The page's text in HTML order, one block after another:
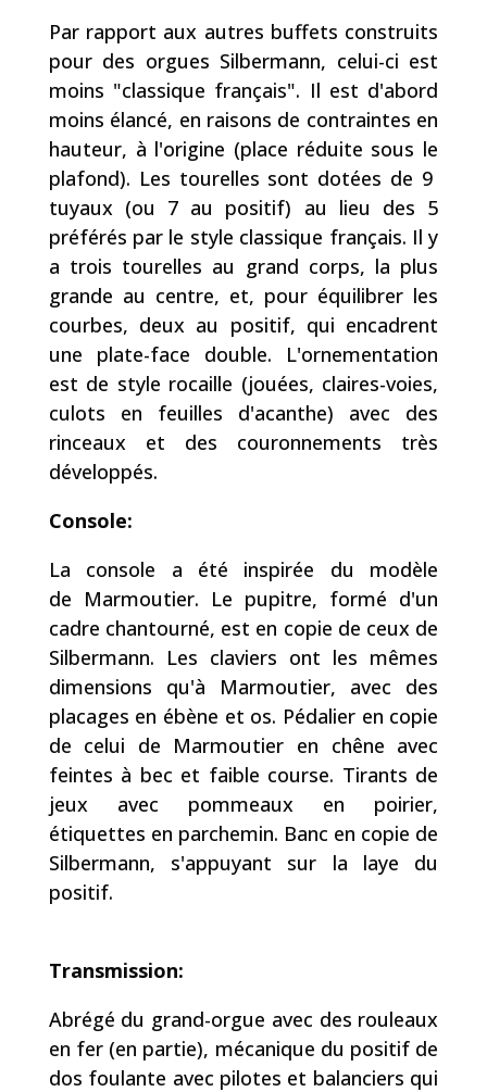
Par rapport aux autres buffets construits
pour des orgues Silbermann, celui-ci est
moins "classique français". Il est d'abord
moins élancé, en raisons de contraintes en
hauteur, à l'origine (place réduite sous le
plafond). Les tourelles sont dotées de 9
tuyaux (ou 7 au positif) au lieu des 5
préférés par le style classique français. Il y
a trois tourelles au grand corps, la plus
grande au centre, et, pour équilibrer les
courbes, deux au positif, qui encadrent
une plate-face double. L'ornementation
est de style rocaille (jouées, claires-voies,
culots en feuilles d'acanthe) avec des
rinceaux et des couronnements très
développés.
Console:
La console a été inspirée du modèle
de Marmoutier. Le pupitre, formé d'un
cadre chantourné, est en copie de ceux de
Silbermann. Les claviers ont les mêmes
dimensions qu'à Marmoutier, avec des
placages en ébène et os. Pédalier en copie
de celui de Marmoutier en chêne avec
feintes à bec et faible course. Tirants de
jeux avec pommeaux en poirier,
étiquettes en parchemin. Banc en copie de
Silbermann, s'appuyant sur la laye du
positif.
Transmission:
Abrégé du grand-orgue avec des rouleaux
en fer (en partie), mécanique du positif de
dos foulante avec pilotes et balanciers qui